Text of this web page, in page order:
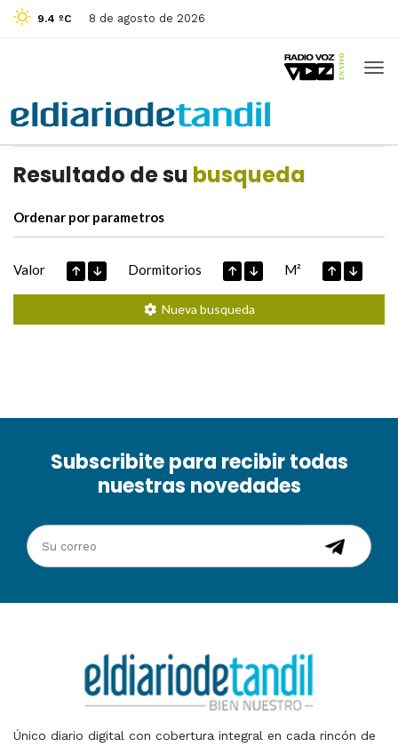
9.4 ºC 8 de agosto de 2026
Resultado de su busqueda
Ordenar por parametros
Valor Dormitorios M²
Nueva busqueda
Subscribite para recibir todas
nuestras novedades
Único diario digital con cobertura integral en cada rincón de